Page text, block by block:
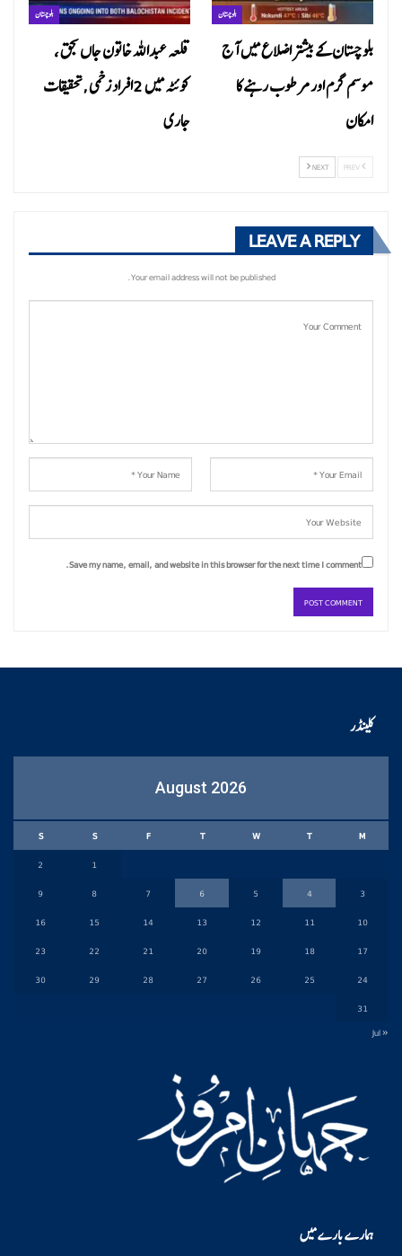
بلوچستان
قلعہ عبداللہ خاتون جاں بحق ،
کوئٹہ میں 2افراد زخمی ,تحقیقات
جاری
بلوچستان
بلوچستان کے بیشتر اضلاع میں آج
موسم گرم اور مرطوب رہنے کا
امکان
NEXT
LEAVE A REPLY
Your email address will not be published.
Save my name, email, and website in this browser for the next time I comment.
کلینڈر
August 2026
M
T
W
T
F
S
S
1
2
3
4
5
6
7
8
9
10
11
12
13
14
15
16
17
18
19
20
21
22
23
24
25
26
27
28
29
30
31
« Jul
ہمارے بارے میں